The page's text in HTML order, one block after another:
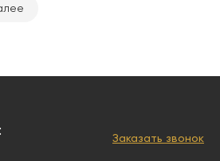
Заказать звонок